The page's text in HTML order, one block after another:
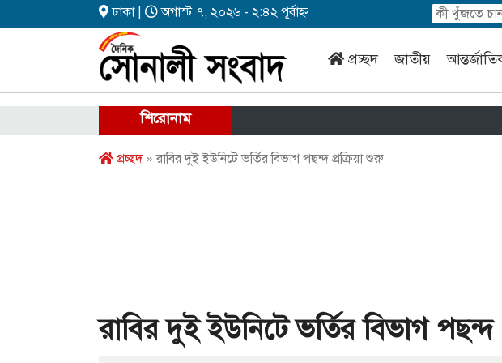
ঢাকা | অগাস্ট ৭, ২০২৬ - ২:৪২ পূর্বাহ্ন
প্রচ্ছদ জাতীয়
শিরোনাম
প্রচ্ছদ» রাবির দুই ইউনিটে ভর্তির বিভাগ পছন্দ প্রক্রিয়া শুরু
রাবির দুই ইউনিটে ভর্তির বিভাগ পছন্দ